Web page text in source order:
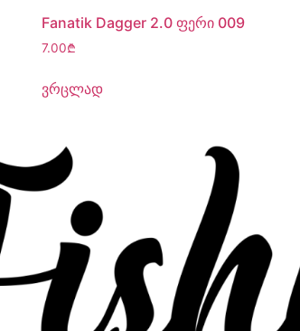
Fanatik Dagger 2.0 ფერი 009
7.00₾
ვრცლად